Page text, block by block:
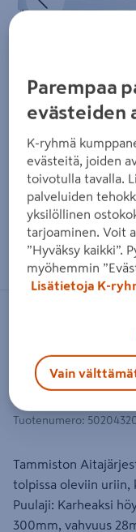
Zoomaa
Tammiston
valkoinen
Tuotenumero:
Tammiston
tolpissa oleviin uriin,
Puulaji: Karheaksi
300mm, vahvuus
Parempaa
evästeiden
K-ryhmä
evästeitä, joiden
toivotulla tavalla.
palveluiden
yksilöllinen
tarjoaminen. Voit
”Hyväksy kaikki”.
myöhemmin
Lisätietoja K-
Vain